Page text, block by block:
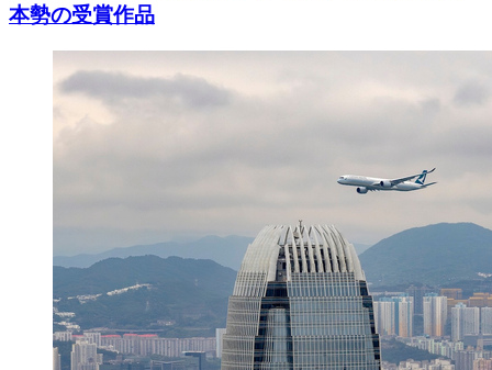
本勢の受賞作品